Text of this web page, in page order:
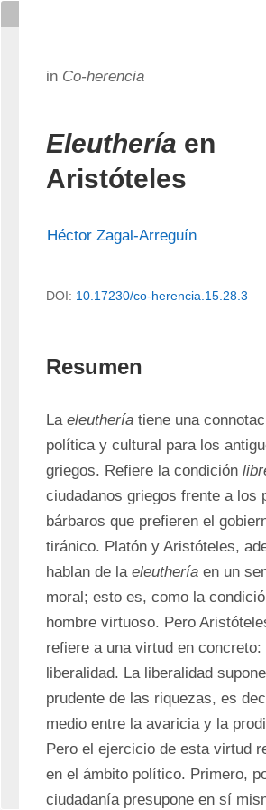
in Co-herencia
Eleuthería en
Aristóteles
Héctor Zagal-Arreguín
DOI: 10.17230/co-herencia.15.28.3
Resumen
La eleuthería tiene una
política y cultural para los
griegos. Refiere la condición
ciudadanos griegos frente a los
bárbaros que prefieren el
tiránico. Platón y Aristóteles,
hablan de la eleuthería en un
moral; esto es, como la
hombre virtuoso. Pero
refiere a una virtud en concreto:
liberalidad. La liberalidad
prudente de las riquezas, es
medio entre la avaricia y la
Pero el ejercicio de esta virtud
en el ámbito político. Primero,
ciudadanía presupone en sí